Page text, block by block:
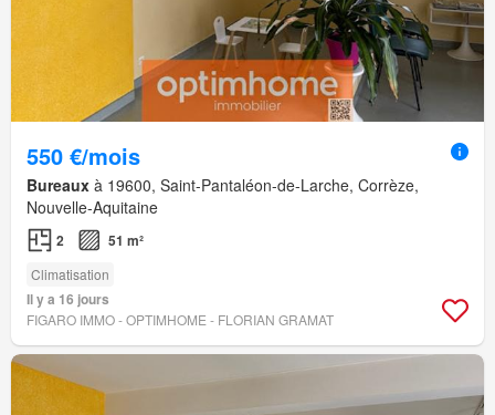
550 €/mois
Bureaux à 19600, Saint-Pantaléon-de-Larche, Corrèze,
Nouvelle-Aquitaine
2 51 m²
Climatisation
Il y a 16 jours
FIGARO IMMO - OPTIMHOME - FLORIAN GRAMAT